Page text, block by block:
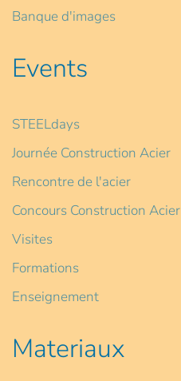
Banque d'images
Events
STEELdays
Journée Construction Acier
Rencontre de l'acier
Concours Construction Acier
Visites
Formations
Enseignement
Materiaux